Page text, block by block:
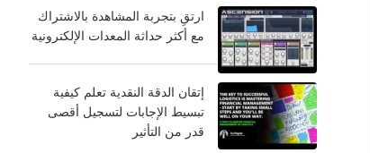
ارتقِ بتجربة المشاهدة بالاشتراك
مع أكثر حداثة المعدات الإلكترونية
إتقان الدقة النقدية تعلم كيفية
تبسيط الإجابات لتسجيل أقصى
قدر من التأثير